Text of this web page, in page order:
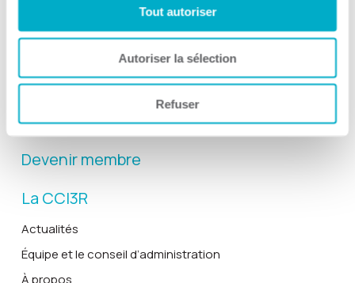
Tout autoriser
Autoriser la sélection
Refuser
Gala Radisson
Solutions TI
Devenir membre
La CCI3R
Actualités
Équipe et le conseil d’administration
À propos